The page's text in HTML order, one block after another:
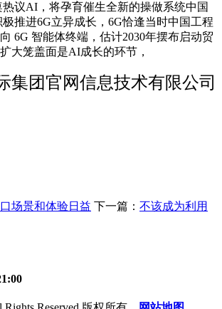
议AI，将孕育催生全新的操做系统中国
推进6G立异成长，6G恰逢当时中国工程
6G 智能体终端，估计2030年摆布启动贸
大笼盖面是AI成长的环节，
集团官网信息技术有限公司
场景和体验日益 下一篇： 不该成为利用